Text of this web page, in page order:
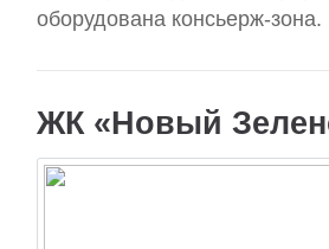
оборудована консьерж-зона.
ЖК «Новый